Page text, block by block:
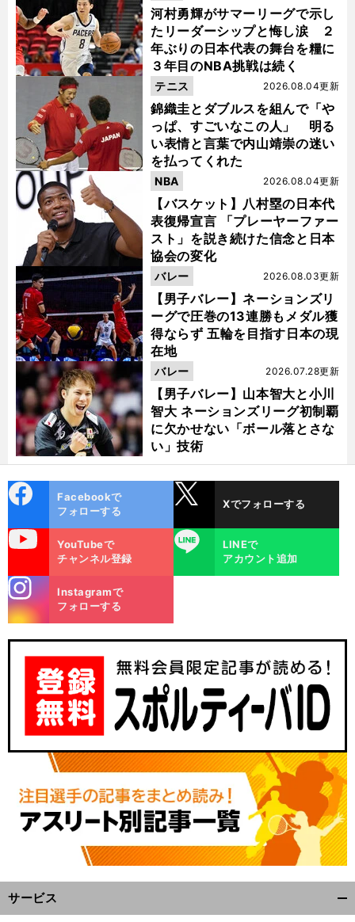
河村勇輝がサマーリーグで示し
たリーダーシップと悔し涙 ２
年ぶりの日本代表の舞台を糧に
３年目のNBA挑戦は続く
錦織圭とダブルスを組んで「や
っぱ、すごいなこの人」 明る
い表情と言葉で内山靖崇の迷い
を払ってくれた
2026.08.04更新
テニス
【バスケット】八村塁の日本代
表復帰宣言 「プレーヤーファー
スト」を説き続けた信念と日本
協会の変化
2026.08.04更新
NBA
【男子バレー】ネーションズリ
ーグで圧巻の13連勝もメダル獲
得ならず 五輪を目指す日本の現
在地
2026.08.03更新
バレー
【男子バレー】山本智大と小川
智大 ネーションズリーグ初制覇
に欠かせない「ボール落とさな
い」技術
2026.07.28更新
バレー
ok
Facebookで
フォローする
Xでフォローする
YouTubeで
チャンネル登録
LINE
LINEで
アカウント追加
m
Instagramで
フォローする
サービス